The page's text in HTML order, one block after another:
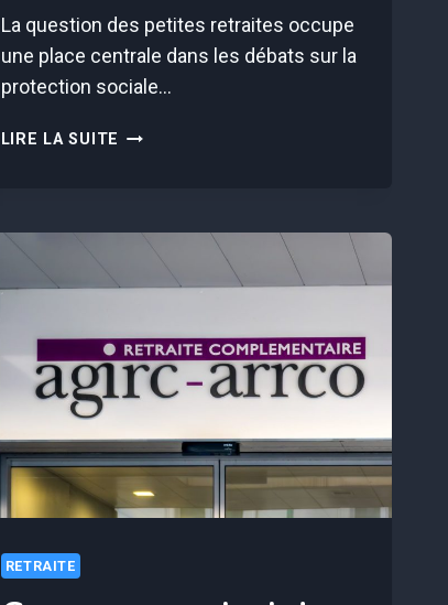
La question des petites retraites occupe
une place centrale dans les débats sur la
protection sociale…
LIRE LA SUITE VOTRE
AUGMENTER
278€,
COMMENT
EN
PROFITER
RETRAITE